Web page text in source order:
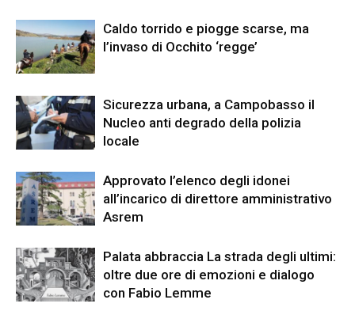
Caldo torrido e piogge scarse, ma
l’invaso di Occhito ‘regge’
Sicurezza urbana, a Campobasso il
Nucleo anti degrado della polizia
locale
Approvato l’elenco degli idonei
all’incarico di direttore amministrativo
Asrem
Palata abbraccia La strada degli ultimi:
oltre due ore di emozioni e dialogo
con Fabio Lemme